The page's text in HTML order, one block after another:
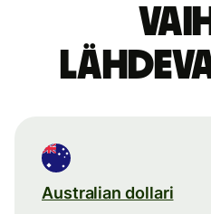
Australian dollari